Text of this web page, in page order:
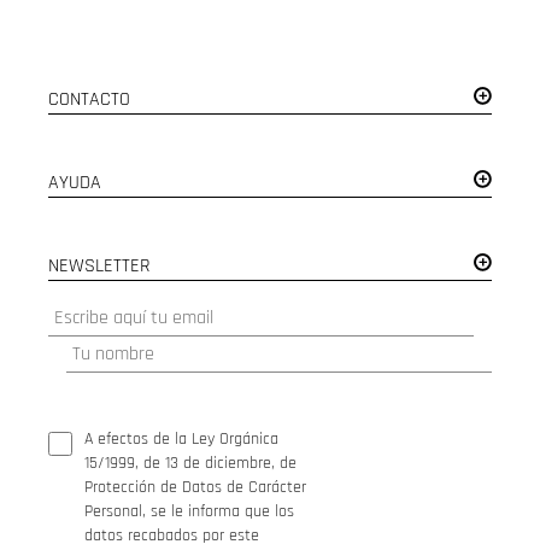
CONTACTO
AYUDA
NEWSLETTER
A efectos de la Ley Orgánica
15/1999, de 13 de diciembre, de
Protección de Datos de Carácter
Personal, se le informa que los
datos recabados por este